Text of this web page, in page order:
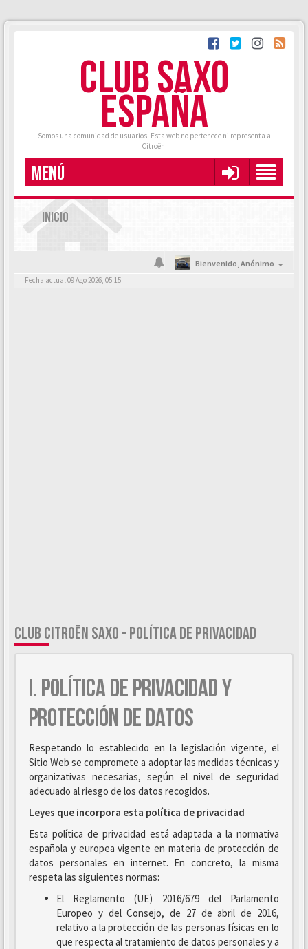
CLUB SAXO
ESPAÑA
Somos una comunidad de usuarios. Esta web no pertenece ni representa a
Citroën.
MENÚ
INICIO
Bienvenido,Anónimo
Fecha actual 09 Ago 2026, 05:15
CLUB CITROËN SAXO - POLÍTICA DE PRIVACIDAD
I. POLÍTICA DE PRIVACIDAD Y
PROTECCIÓN DE DATOS
Respetando lo establecido en la legislación vigente, el
Sitio Web se compromete a adoptar las medidas técnicas y
organizativas necesarias, según el nivel de seguridad
adecuado al riesgo de los datos recogidos.
Leyes que incorpora esta política de privacidad
Esta política de privacidad está adaptada a la normativa
española y europea vigente en materia de protección de
datos personales en internet. En concreto, la misma
respeta las siguientes normas:
El Reglamento (UE) 2016/679 del Parlamento
Europeo y del Consejo, de 27 de abril de 2016,
relativo a la protección de las personas físicas en lo
que respecta al tratamiento de datos personales y a